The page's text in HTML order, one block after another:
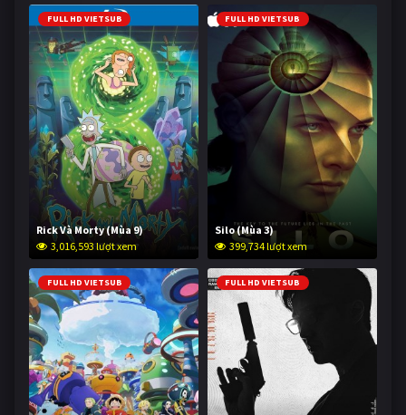
FULL HD VIETSUB
Rick Và Morty (Mùa 9)
3,016,593 lượt xem
FULL HD VIETSUB
Silo (Mùa 3)
399,734 lượt xem
FULL HD VIETSUB FULL HD VIETSUB